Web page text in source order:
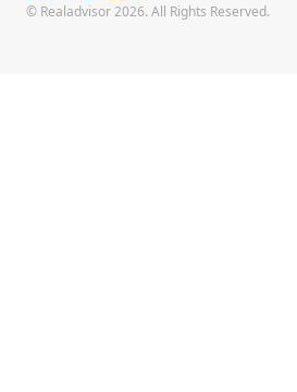
© Realadvisor 2026. All Rights Reserved.